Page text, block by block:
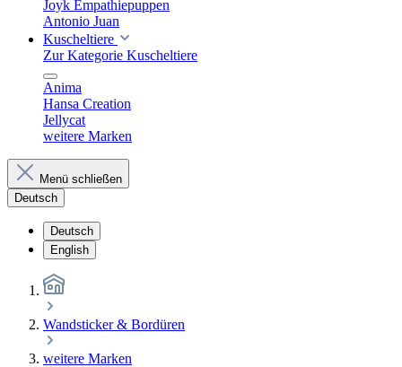
Joyk Empathiepuppen
Antonio Juan
Kuscheltiere
Zur Kategorie Kuscheltiere
Anima
Hansa Creation
Jellycat
weitere Marken
Menü schließen
Deutsch
Deutsch
English
Wandsticker & Bordüren
weitere Marken